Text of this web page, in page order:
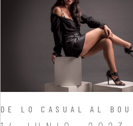
DE LO CASUAL AL